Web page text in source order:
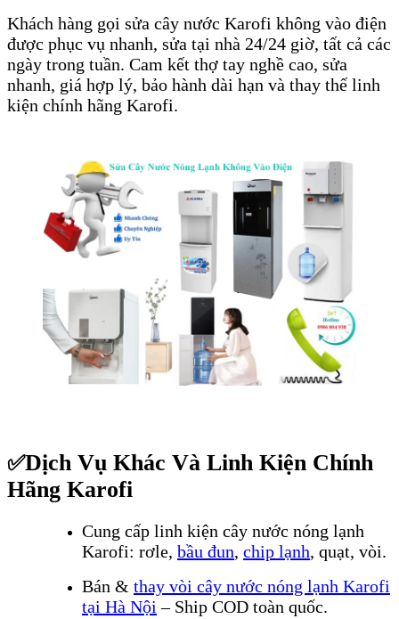
Khách hàng gọi sửa cây nước Karofi không vào điện
được phục vụ nhanh, sửa tại nhà 24/24 giờ, tất cả các
ngày trong tuần. Cam kết thợ tay nghề cao, sửa
nhanh, giá hợp lý, bảo hành dài hạn và thay thế linh
kiện chính hãng Karofi.
✅Dịch Vụ Khác Và Linh Kiện Chính
Hãng Karofi
Cung cấp linh kiện cây nước nóng lạnh
Karofi: rơle, bầu đun, chip lạnh, quạt, vòi.
Bán & thay vòi cây nước nóng lạnh Karofi
tại Hà Nội – Ship COD toàn quốc.